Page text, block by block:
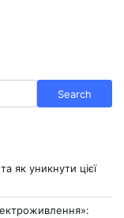
Search
як уникнути цієї